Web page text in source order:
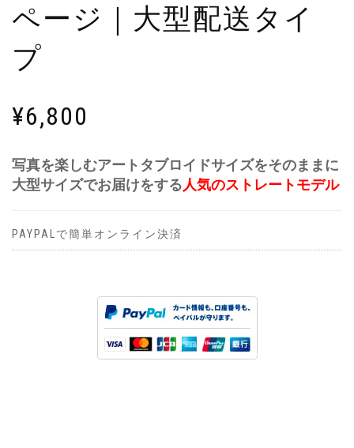
ページ｜大型配送タイ
プ
¥6,800
写真を楽しむアートタブロイドサイズをそのままに
大型サイズでお届けをする人気のストレートモデル
PAYPALで簡単オンライン決済